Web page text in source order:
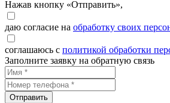
Нажав кнопку «Отправить»,
даю согласие на обработку своих
соглашаюсь с политикой обработки
Заполните заявку на обратную связь
Отправить